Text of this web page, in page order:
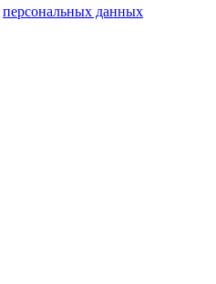
персональных данных